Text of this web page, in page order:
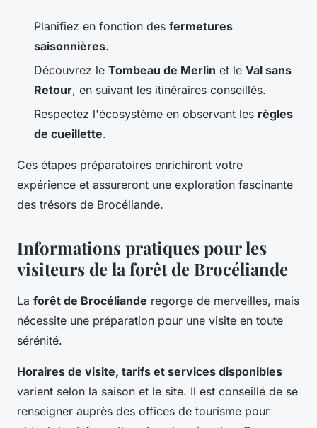
Planifiez en fonction des fermetures
saisonnières.
Découvrez le Tombeau de Merlin et le Val sans
Retour, en suivant les itinéraires conseillés.
Respectez l'écosystème en observant les règles
de cueillette.
Ces étapes préparatoires enrichiront votre
expérience et assureront une exploration fascinante
des trésors de Brocéliande.
Informations pratiques pour les
visiteurs de la forêt de Brocéliande
La forêt de Brocéliande regorge de merveilles, mais
nécessite une préparation pour une visite en toute
sérénité.
Horaires de visite, tarifs et services disponibles
varient selon la saison et le site. Il est conseillé de se
renseigner auprès des offices de tourisme pour